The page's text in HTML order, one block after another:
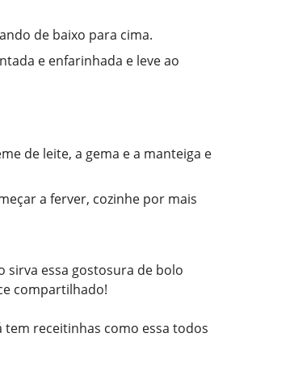
de baixo para cima.
e enfarinhada e leve ao
de leite, a gema e a manteiga e
a ferver, cozinhe por mais
sirva essa gostosura de bolo
compartilhado!
receitinhas como essa todos